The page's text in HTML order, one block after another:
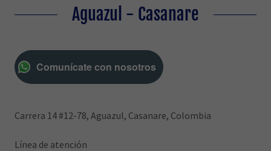
Aguazul - Casanare
Comunícate con nosotros
Carrera 14 #12-78, Aguazul, Casanare, Colombia